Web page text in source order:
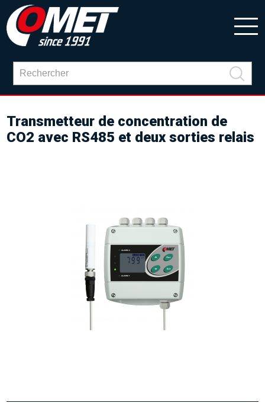
Transmetteur de concentration de
CO2 avec RS485 et deux sorties relais